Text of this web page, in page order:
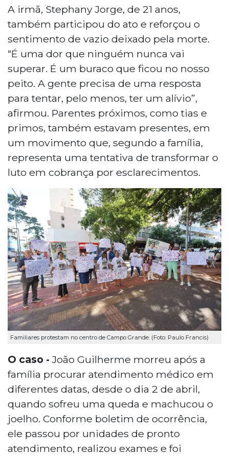
A irmã, Stephany Jorge, de 21 anos,
também participou do ato e reforçou o
sentimento de vazio deixado pela morte.
“É uma dor que ninguém nunca vai
superar. É um buraco que ficou no nosso
peito. A gente precisa de uma resposta
para tentar, pelo menos, ter um alívio”,
afirmou. Parentes próximos, como tias e
primos, também estavam presentes, em
um movimento que, segundo a família,
representa uma tentativa de transformar o
luto em cobrança por esclarecimentos.
Familiares protestam no centro de Campo Grande. (Foto: Paulo Francis)
O caso -João Guilherme morreu após a
família procurar atendimento médico em
diferentes datas, desde o dia 2 de abril,
quando sofreu uma queda e machucou o
joelho. Conforme boletim de ocorrência,
ele passou por unidades de pronto
atendimento, realizou exames e foi